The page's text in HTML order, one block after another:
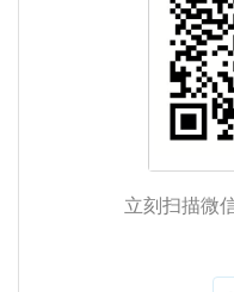
立刻扫描微